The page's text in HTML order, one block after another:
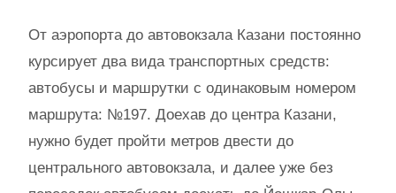
От аэропорта до автовокзала Казани постоянно
курсирует два вида транспортных средств:
автобусы и маршрутки с одинаковым номером
маршрута: №197. Доехав до центра Казани,
нужно будет пройти метров двести до
центрального автовокзала, и далее уже без